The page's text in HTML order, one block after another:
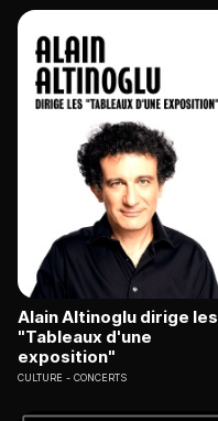
Alain Altinoglu dirige les
"Tableaux d'une
exposition"
CULTURE CONCERTS